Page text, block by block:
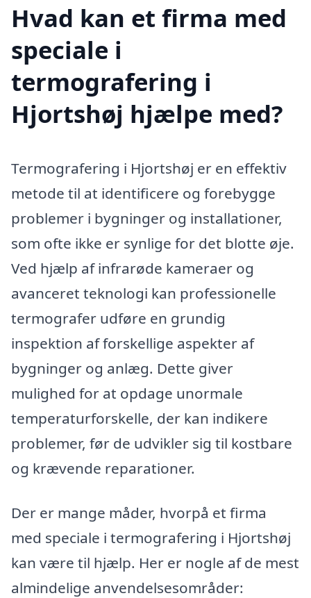
Hvad kan et firma med
speciale i
termografering i
Hjortshøj hjælpe med?
Termografering i Hjortshøj er en effektiv
metode til at identificere og forebygge
problemer i bygninger og installationer,
som ofte ikke er synlige for det blotte øje.
Ved hjælp af infrarøde kameraer og
avanceret teknologi kan professionelle
termografer udføre en grundig
inspektion af forskellige aspekter af
bygninger og anlæg. Dette giver
mulighed for at opdage unormale
temperaturforskelle, der kan indikere
problemer, før de udvikler sig til kostbare
og krævende reparationer.
Der er mange måder, hvorpå et firma
med speciale i termografering i Hjortshøj
kan være til hjælp. Her er nogle af de mest
almindelige anvendelsesområder: